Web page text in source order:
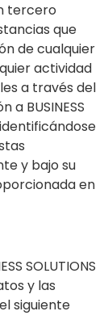
tercero
que
de cualquier
actividad
a través del
BUSINESS
identificándose
y bajo su
en
SOLUTIONS
y las
siguiente